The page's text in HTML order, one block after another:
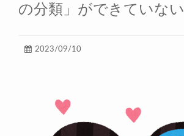
の分類」ができていない
2023/09/10